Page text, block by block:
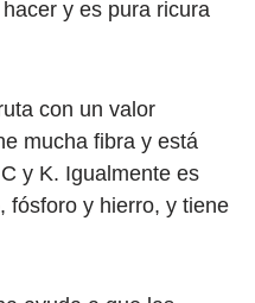
y es pura ricura
con un valor
mucha fibra y está
y K. Igualmente es
fósforo y hierro, y tiene